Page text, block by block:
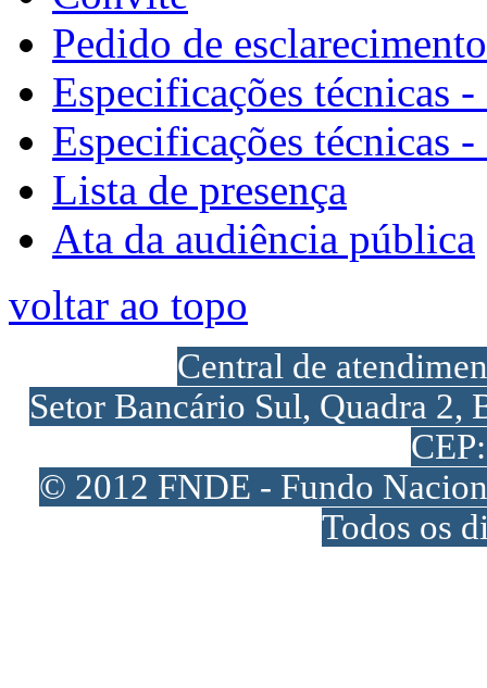
Pedido de esclarecimento
Especificações técnicas
Especificações técnicas
Lista de presença
Ata da audiência pública
voltar ao topo
Central de
Setor Bancário Sul, Quadra
© 2012 FNDE - Fundo
Todos os